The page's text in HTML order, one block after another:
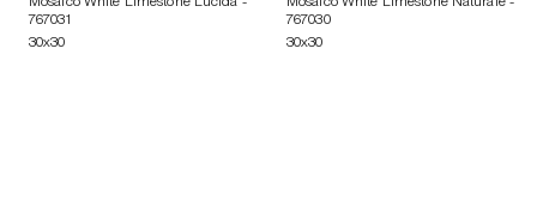
767031
30x30
767030
30x30